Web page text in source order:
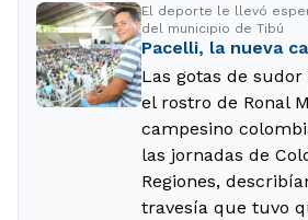
El deporte le llevó
del municipio de Tibú
Pacelli, la nueva
Las gotas de
el rostro de Ronal
campesino
las jornadas de
Regiones,
travesía que tuvo